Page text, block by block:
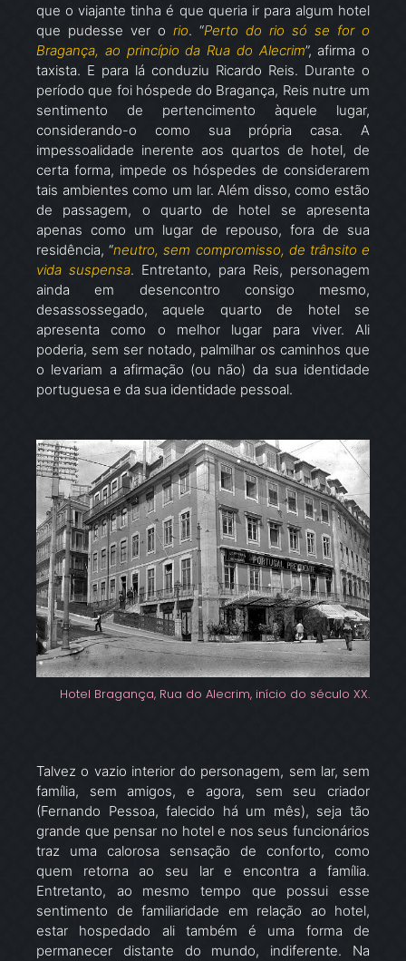
que o viajante tinha é que queria ir para algum hotel
que pudesse ver o rio. “Perto do rio só se for o
Bragança, ao princípio da Rua do Alecrim”, afirma o
taxista. E para lá conduziu Ricardo Reis. Durante o
período que foi hóspede do Bragança, Reis nutre um
sentimento de pertencimento àquele lugar,
considerando-o como sua própria casa. A
impessoalidade inerente aos quartos de hotel, de
certa forma, impede os hóspedes de considerarem
tais ambientes como um lar. Além disso, como estão
de passagem, o quarto de hotel se apresenta
apenas como um lugar de repouso, fora de sua
residência, “neutro, sem compromisso, de trânsito e
vida suspensa. Entretanto, para Reis, personagem
ainda em desencontro consigo mesmo,
desassossegado, aquele quarto de hotel se
apresenta como o melhor lugar para viver. Ali
poderia, sem ser notado, palmilhar os caminhos que
o levariam a afirmação (ou não) da sua identidade
portuguesa e da sua identidade pessoal.
Hotel Bragança, Rua do Alecrim, início do século XX.
Talvez o vazio interior do personagem, sem lar, sem
família, sem amigos, e agora, sem seu criador
(Fernando Pessoa, falecido há um mês), seja tão
grande que pensar no hotel e nos seus funcionários
traz uma calorosa sensação de conforto, como
quem retorna ao seu lar e encontra a família.
Entretanto, ao mesmo tempo que possui esse
sentimento de familiaridade em relação ao hotel,
estar hospedado ali também é uma forma de
permanecer distante do mundo, indiferente. Na